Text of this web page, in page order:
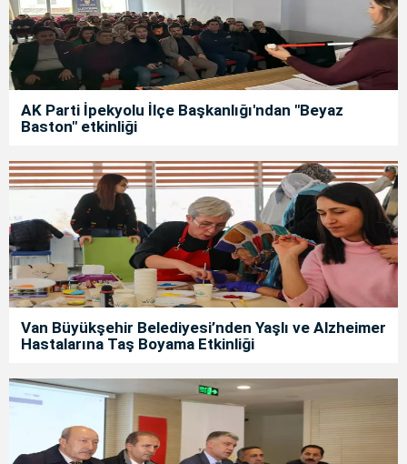
AK Parti İpekyolu İlçe Başkanlığı'ndan "Beyaz
Baston" etkinliği
Van Büyükşehir Belediyesi’nden Yaşlı ve Alzheimer
Hastalarına Taş Boyama Etkinliği